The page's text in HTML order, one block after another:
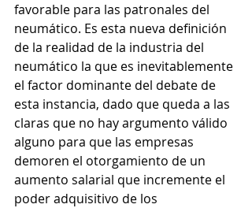
favorable para las patronales del
neumático. Es esta nueva definición
de la realidad de la industria del
neumático la que es inevitablemente
el factor dominante del debate de
esta instancia, dado que queda a las
claras que no hay argumento válido
alguno para que las empresas
demoren el otorgamiento de un
aumento salarial que incremente el
poder adquisitivo de los